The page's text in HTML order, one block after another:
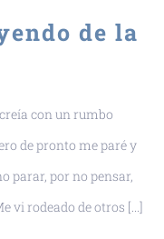
de la
con un rumbo
de pronto me paré y
parar, por no pensar,
vi rodeado de otros [...]